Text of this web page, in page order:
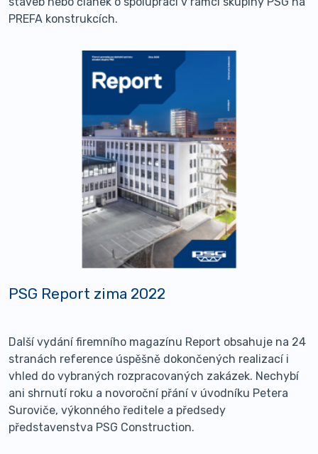
PREFA konstrukcích.
PSG Report zima 2022
Další vydání firemního magazínu Report obsahuje na 24
stranách reference úspěšně dokončených realizací i
vhled do vybraných rozpracovaných zakázek. Nechybí
ani shrnutí roku a novoroční přání v úvodníku Petera
Suroviče, výkonného ředitele a předsedy
představenstva PSG Construction.